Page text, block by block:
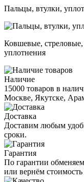
Пальцы, втулки,
Ковшевые,
уплотнения
Наличие
15000 товаров в
Москве, Якутске,
Доставка
Доставим любым
сроки.
Гарантия
По гарантии
или вернём стоимость